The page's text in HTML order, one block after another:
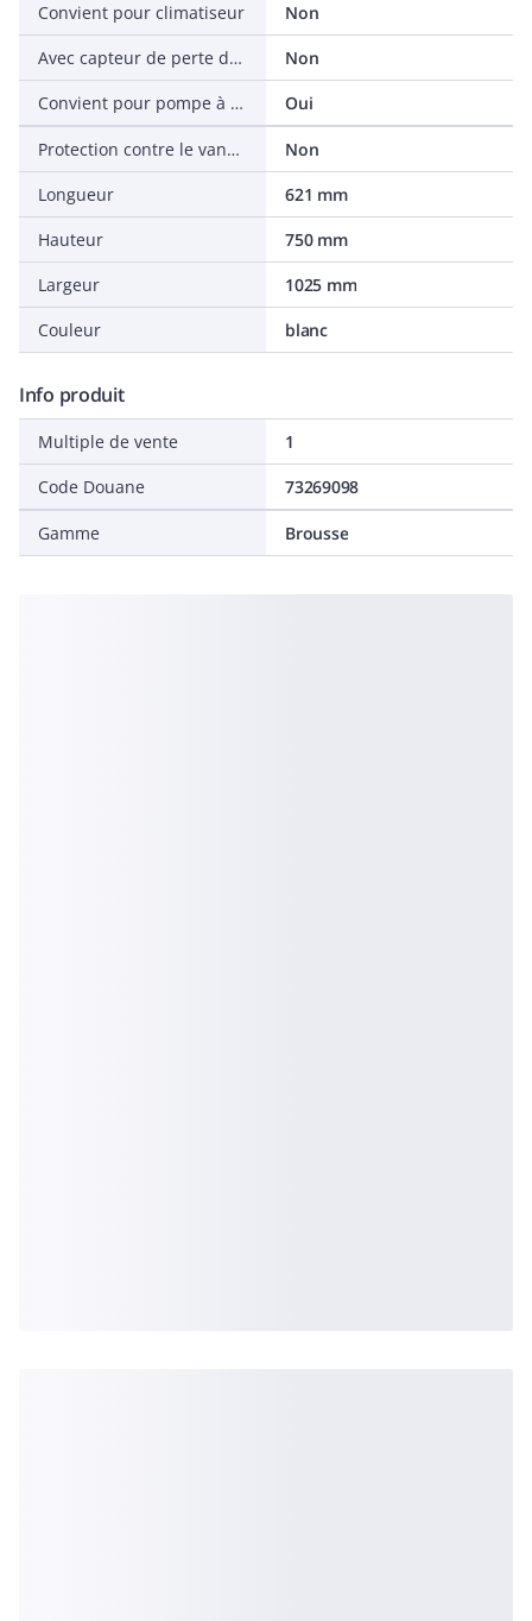
Convient pour climatiseur
Non
Avec capteur de perte de réfrigérant
Non
Convient pour pompe à chaleur
Oui
Protection contre le vandalisme
Non
Longueur
621 mm
Hauteur
750 mm
Largeur
1025 mm
Couleur
blanc
Info produit
Multiple de vente
1
Code Douane
73269098
Gamme Brousse